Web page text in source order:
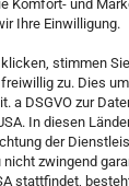
Komfort- und
Ihre Einwilligung.
stimmen
zu. Dies
a DSGVO zur
In diesen
der
zwingend
stattfindet,